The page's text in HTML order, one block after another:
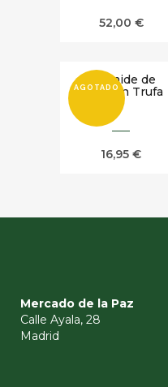
52,00 €
AGOTADO
Pirámide de
Foie con Trufa
16,95 €
Mercado de la Paz
Calle Ayala, 28
Madrid